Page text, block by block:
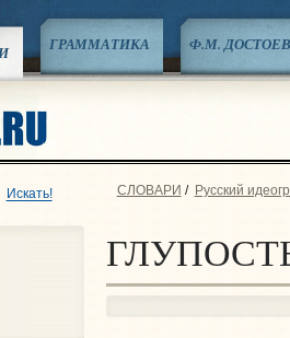
ГРАММАТИКА Ф.М.
Искать! СЛОВАРИ / Русский